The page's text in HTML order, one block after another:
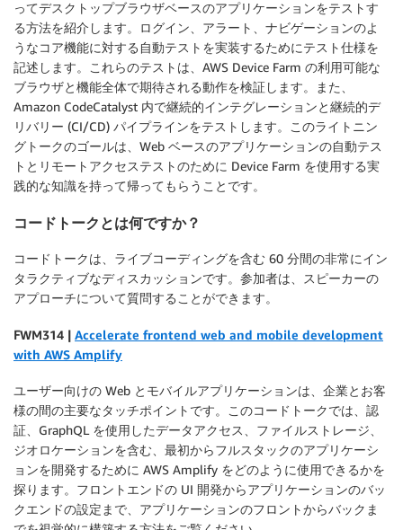
ってデスクトップブラウザベースのアプリケーションをテストす
る方法を紹介します。ログイン、アラート、ナビゲーションのよ
うなコア機能に対する自動テストを実装するためにテスト仕様を
記述します。これらのテストは、AWS Device Farm の利用可能な
ブラウザと機能全体で期待される動作を検証します。また、
Amazon CodeCatalyst 内で継続的インテグレーションと継続的デ
リバリー (CI/CD) パイプラインをテストします。このライトニン
グトークのゴールは、Web ベースのアプリケーションの自動テス
トとリモートアクセステストのために Device Farm を使用する実
践的な知識を持って帰ってもらうことです。
コードトークとは何ですか？
コードトークは、ライブコーディングを含む 60 分間の非常にイン
タラクティブなディスカッションです。参加者は、スピーカーの
アプローチについて質問することができます。
FWM314 | Accelerate frontend web and mobile development
with AWS Amplify
ユーザー向けの Web とモバイルアプリケーションは、企業とお客
様の間の主要なタッチポイントです。このコードトークでは、認
証、GraphQL を使用したデータアクセス、ファイルストレージ、
ジオロケーションを含む、最初からフルスタックのアプリケーシ
ョンを開発するために AWS Amplify をどのように使用できるかを
探ります。フロントエンドの UI 開発からアプリケーションのバッ
クエンドの設定まで、アプリケーションのフロントからバックま